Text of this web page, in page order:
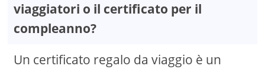
viaggiatori o il certificato per il
compleanno?
Un certificato regalo da viaggio è un